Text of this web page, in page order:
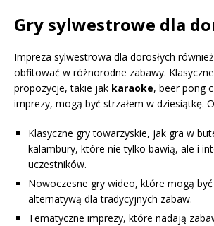
Gry sylwestrowe dla
Impreza sylwestrowa dla dorosłych
obfitować w różnorodne zabawy.
propozycje, takie jak karaoke, beer pong
imprezy, mogą być strzałem w dziesiątkę.
Klasyczne gry towarzyskie, jak gra w
kalambury, które nie tylko bawią, ale i
uczestników.
Nowoczesne gry wideo, które mogą
alternatywą dla tradycyjnych zabaw.
Tematyczne imprezy, które nadają